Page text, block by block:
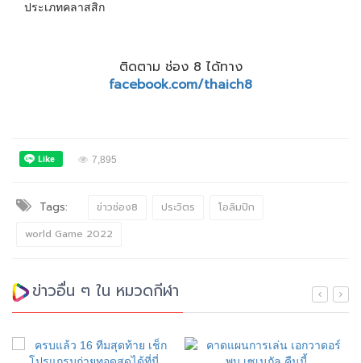
ประเภทคลาสสิก
ติดตาม ช่อง 8 ได้ทาง
facebook.com/thaich8
7,895
Tags: ข่าวช่อง8 ประวิตร
โอลิมปิก
world Game 2022
ข่าวอื่น ๆ ใน หมวดกีฬา